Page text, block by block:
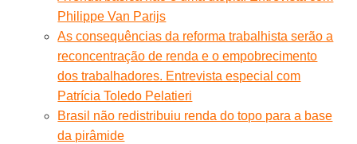
Philippe Van Parijs
As consequências da reforma trabalhista serão a
reconcentração de renda e o empobrecimento
dos trabalhadores. Entrevista especial com
Patrícia Toledo Pelatieri
Brasil não redistribuiu renda do topo para a base
da pirâmide